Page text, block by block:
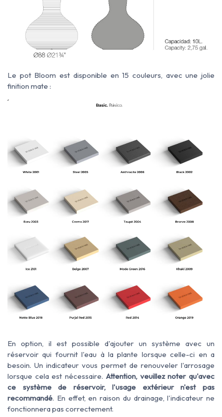
Le pot Bloom est disponible en 15 couleurs, avec une jolie
finition mate :
En option, il est possible d'ajouter un système avec un
réservoir qui fournit l'eau à la plante lorsque celle-ci en a
besoin. Un indicateur vous permet de renouveler l'arrosage
lorsque cela est nécessaire. Attention, veuillez noter qu'avec
ce système de réservoir, l'usage extérieur n'est pas
recommandé. En effet, en raison du drainage, l'indicateur ne
fonctionnera pas correctement.